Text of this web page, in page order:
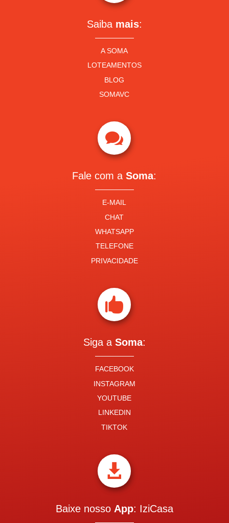
Saiba mais:
A SOMA
LOTEAMENTOS
BLOG
SOMAVC

Fale com aSoma:
E-MAIL
CHAT
WHATSAPP
TELEFONE
PRIVACIDADE

Siga a Soma:
FACEBOOK
INSTAGRAM
YOUTUBE
LINKEDIN
TIKTOK

Baixe nosso App: IziCasa